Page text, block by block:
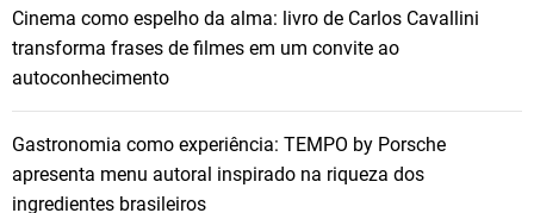
Cinema como espelho da alma: livro de Carlos Cavallini
transforma frases de filmes em um convite ao
autoconhecimento
Gastronomia como experiência: TEMPO by Porsche
apresenta menu autoral inspirado na riqueza dos
ingredientes brasileiros